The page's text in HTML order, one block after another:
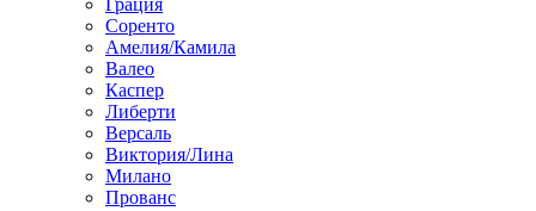
Грация
Соренто
Амелия/Камила
Валео
Каспер
Либерти
Версаль
Виктория/Лина
Милано
Прованс